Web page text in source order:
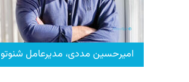
امیرحسین مددی، مدیرعامل شنوتو